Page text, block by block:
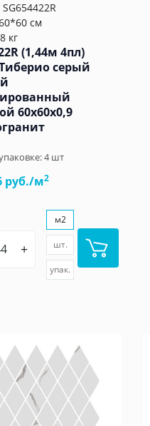
SG654422R
см
кг
(1,44м 4пл)
серый
60x60x0,9
4шт
руб./м2
+
м2
шт.
упак.